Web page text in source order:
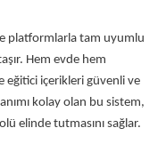
platformlarla tam uyumlu
Hem evde hem
eğitici içerikleri güvenli ve
kolay olan bu sistem,
elinde tutmasını sağlar.